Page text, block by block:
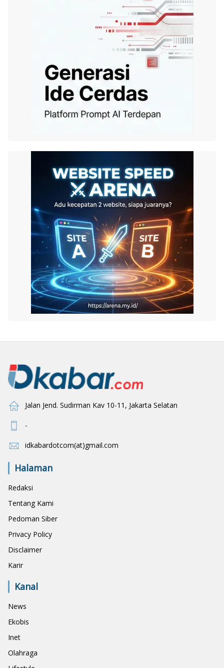
Jalan Jend. Sudirman Kav 10-11, Jakarta Selatan
-
idkabardotcom(at)gmail.com
Halaman
Redaksi
Tentang Kami
Pedoman Siber
Privacy Policy
Disclaimer
Karir
Kanal
News
Ekobis
Inet
Olahraga